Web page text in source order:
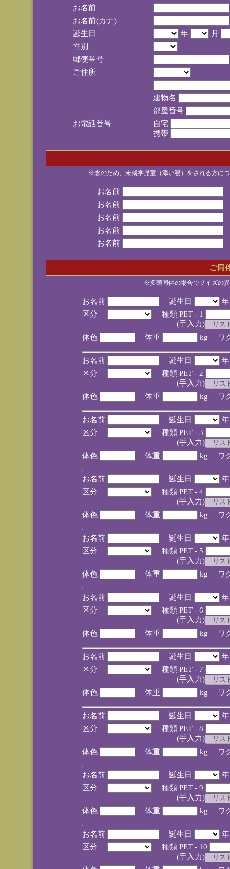
お名前
お名前(カナ)
誕生日
年
月
性別
郵便番号
ご住所
建物名
部屋番号
お電話番号
自宅
携帯
※念のため、未就学児童（添い寝）をされる方に
お名前
お名前
お名前
お名前
お名前
ご同
※多頭同伴の場合でサイズの
お名前 誕生日
区分
種類 PET - 1
(手入力)
体色
体重 kg ワ
お名前 誕生日
区分
種類 PET - 2
(手入力)
体色
体重 kg ワ
お名前 誕生日
区分
種類 PET - 3
(手入力)
体色
体重 kg ワ
お名前 誕生日
区分
種類 PET - 4
(手入力)
体色
体重 kg ワ
お名前 誕生日
区分
種類 PET - 5
(手入力)
体色
体重 kg ワ
お名前 誕生日
区分
種類 PET - 6
(手入力)
体色
体重 kg ワ
お名前 誕生日
区分
種類 PET - 7
(手入力)
体色
体重 kg ワ
お名前 誕生日
区分
種類 PET - 8
(手入力)
体色
体重 kg ワ
お名前 誕生日
区分
種類 PET - 9
(手入力)
体色
体重 kg ワ
お名前 誕生日
区分
種類 PET - 10
(手入力)